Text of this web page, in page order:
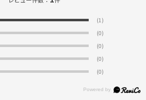
(1)
(0)
(0)
(0)
(0)